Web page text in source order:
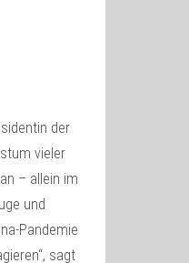
der
vieler
– allein im
und
Pandemie
sagt